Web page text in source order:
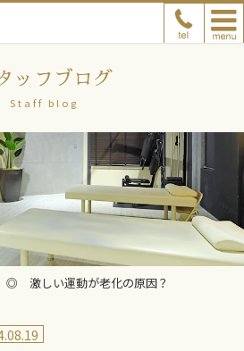
ッフブログ
Staff blog
◎ 激しい運動が老化の原因？